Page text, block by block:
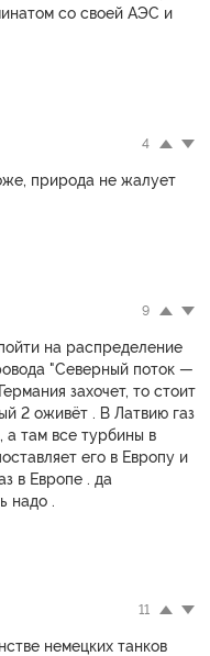
со своей АЭС и
4
природа не жалует
9
на распределение
"Северный поток —
захочет, то стоит
2 оживёт . В Латвию газ
а там все турбины в
его в Европу и
в Европе . да
надо .
11
немецких танков